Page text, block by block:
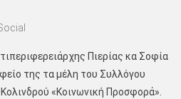
Πιερίας κα Σοφία
της τα μέλη του Συλλόγου
«Κοινωνική Προσφορά».